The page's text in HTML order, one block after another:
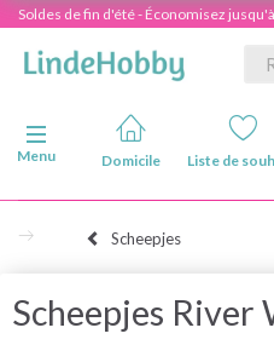
Soldes de fin d'été - Économisez
Basculer la navigation
Menu
Domicile Liste de
Scheepjes
Scheepjes River